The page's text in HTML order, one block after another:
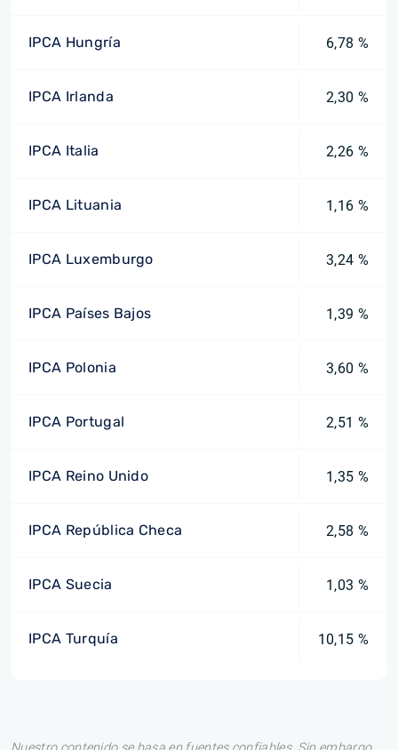
IPCA Hungría 6,78 %
IPCA Irlanda 2,30 %
IPCA Italia 2,26 %
IPCA Lituania 1,16 %
IPCA Luxemburgo 3,24 %
IPCA Países Bajos 1,39 %
IPCA Polonia 3,60 %
IPCA Portugal 2,51 %
IPCA Reino Unido 1,35 %
IPCA República Checa 2,58 %
IPCA Suecia 1,03 %
IPCA Turquía 10,15 %